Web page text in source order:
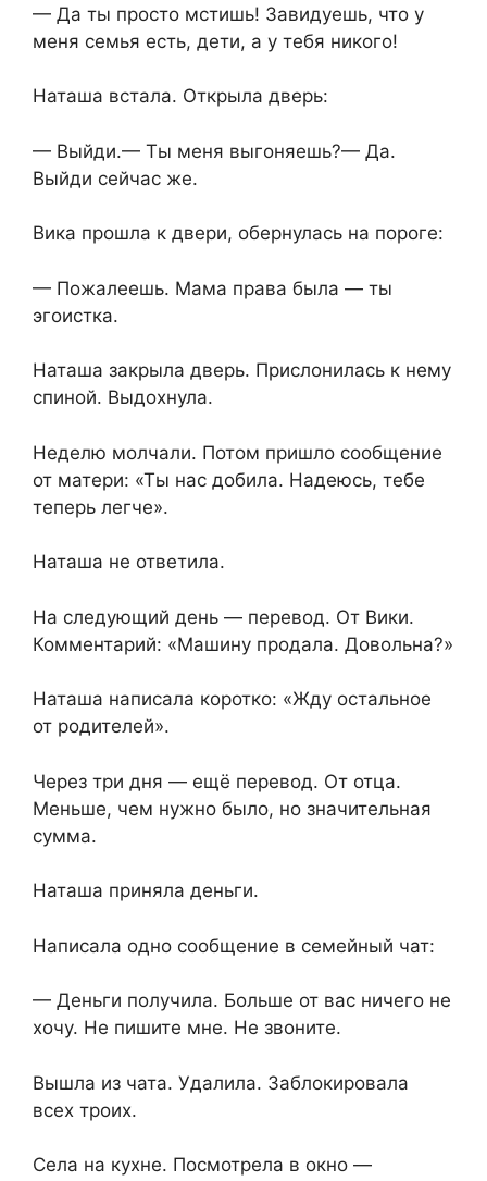
— Да ты просто мстишь! Завидуешь, что у
меня семья есть, дети, а у тебя никого!
Наташа встала. Открыла дверь:
— Выйди.— Ты меня выгоняешь?— Да.
Выйди сейчас же.
Вика прошла к двери, обернулась на пороге:
— Пожалеешь. Мама права была — ты
эгоистка.
Наташа закрыла дверь. Прислонилась к нему
спиной. Выдохнула.
Неделю молчали. Потом пришло сообщение
от матери: «Ты нас добила. Надеюсь, тебе
теперь легче».
Наташа не ответила.
На следующий день — перевод. От Вики.
Комментарий: «Машину продала. Довольна?»
Наташа написала коротко: «Жду остальное
от родителей».
Через три дня — ещё перевод. От отца.
Меньше, чем нужно было, но значительная
сумма.
Наташа приняла деньги.
Написала одно сообщение в семейный чат:
— Деньги получила. Больше от вас ничего не
хочу. Не пишите мне. Не звоните.
Вышла из чата. Удалила. Заблокировала
всех троих.
Села на кухне. Посмотрела в окно —